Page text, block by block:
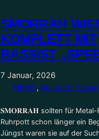
SMORRAH
KOMPLETT MIT
BASSIST
7 Januar, 2026
NEWS, Ruhrpott Szene
𝐒𝐌𝐎𝐑𝐑𝐀𝐇 sollten für Metal-
Ruhrpott schon länger ein
Jüngst waren sie auf der